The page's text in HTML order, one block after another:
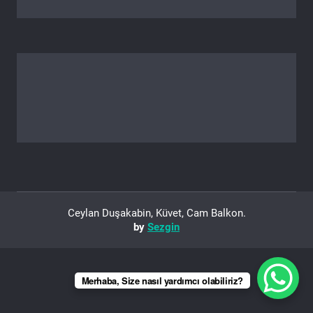
Ceylan Duşakabin, Küvet, Cam Balkon.
by Sezgin
Merhaba, Size nasıl yardımcı olabiliriz?